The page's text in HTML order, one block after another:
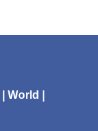
| World |